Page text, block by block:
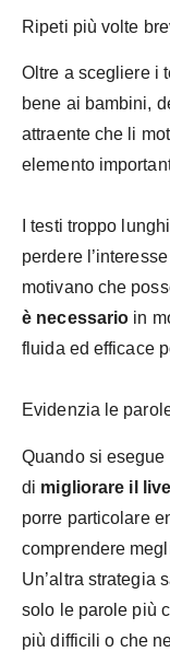
Ripeti più volte
Oltre a scegliere i
bene ai bambini,
attraente che li
elemento
I testi troppo
perdere
motivano che
è necessario in
fluida ed efficace
Evidenzia le
Quando si
di migliorare il
porre particolare
comprendere
Un’altra strategia
solo le parole più
più difficili o che